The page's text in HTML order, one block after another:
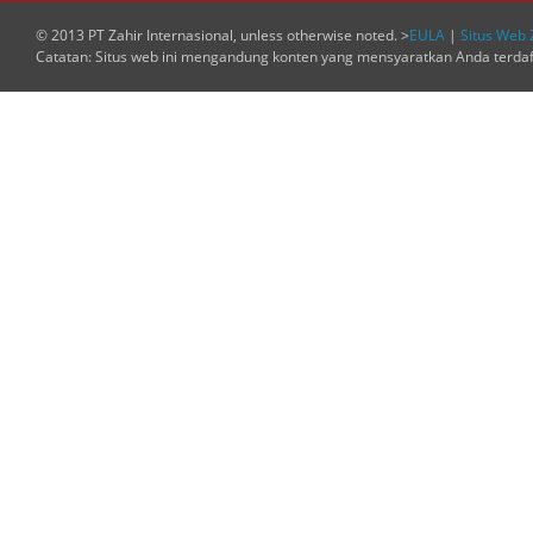
© 2013 PT Zahir Internasional, unless otherwise noted. >EULA | Situs Web
Catatan: Situs web ini mengandung konten yang mensyaratkan Anda